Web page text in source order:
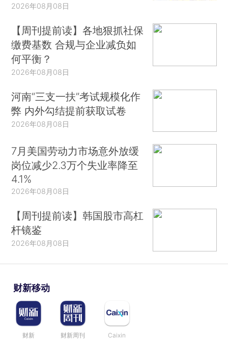
2026年08月08日
【周刊提前读】各地狠抓社保
缴费基数 合规与企业减负如
何平衡？
2026年08月08日
河南“三支一扶”考试规模化作
弊 内外勾结提前获取试卷
2026年08月08日
7月美国劳动力市场意外放缓
岗位减少2.3万个失业率降至
4.1%
2026年08月08日
【周刊提前读】韩国股市高杠
杆镜鉴
2026年08月08日
财新移动
财新 财新周刊 Caixin